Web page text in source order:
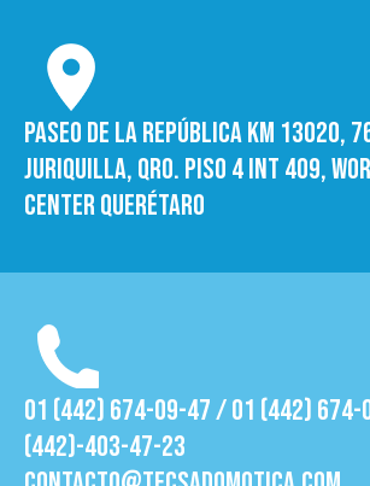
Paseo de la República Km 13020,
Juriquilla, Qro. Piso 4 int 409,
Center Querétaro
01 (442) 674-09-47 / 01 (442)
(442)-403-47-23